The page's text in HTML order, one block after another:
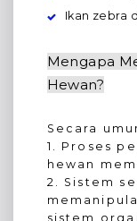
Ikan zebra
Mengapa
Hewan?
Secara
1. Proses
hewan
2. Sistem
sistem